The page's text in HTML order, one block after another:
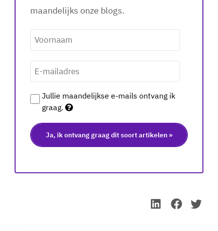
maandelijks onze blogs.
Voornaam *
E-
mailadres *
Jullie maandelijkse e-mails ontvang ik
graag.